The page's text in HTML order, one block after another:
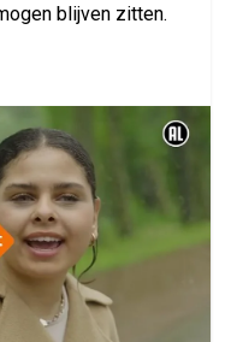
blijven zitten.